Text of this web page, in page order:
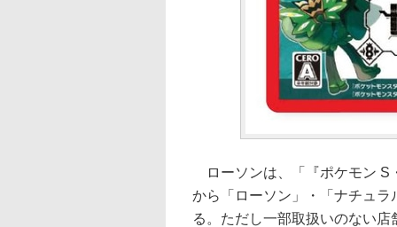
ローソンは、「『ポケモン S
から「ローソン」・「ナチュ
る。ただし一部取扱いのない店